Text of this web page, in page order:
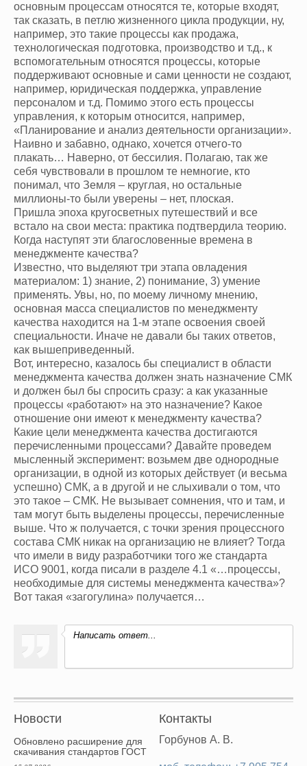
основным процессам относятся те, которые входят,
так сказать, в петлю жизненного цикла продукции, ну,
например, это такие процессы как продажа,
технологическая подготовка, производство и т.д., к
вспомогательным относятся процессы, которые
поддерживают основные и сами ценности не создают,
например, юридическая поддержка, управление
персоналом и т.д. Помимо этого есть процессы
управления, к которым относится, например,
«Планирование и анализ деятельности организации».
Наивно и забавно, однако, хочется отчего-то
плакать… Наверно, от бессилия. Полагаю, так же
себя чувствовали в прошлом те немногие, кто
понимал, что Земля – круглая, но остальные
миллионы-то были уверены – нет, плоская.
Пришла эпоха кругосветных путешествий и все
встало на свои места: практика подтвердила теорию.
Когда наступят эти благословенные времена в
менеджменте качества?
Известно, что выделяют три этапа овладения
материалом: 1) знание, 2) понимание, 3) умение
применять. Увы, но, по моему личному мнению,
основная масса специалистов по менеджменту
качества находится на 1-м этапе освоения своей
специальности. Иначе не давали бы таких ответов,
как вышеприведенный.
Вот, интересно, казалось бы специалист в области
менеджмента качества должен знать назначение СМК
и должен был бы спросить сразу: а как указанные
процессы «работают» на это назначение? Какое
отношение они имеют к менеджменту качества?
Какие цели менеджмента качества достигаются
перечисленными процессами? Давайте проведем
мысленный эксперимент: возьмем две однородные
организации, в одной из которых действует (и весьма
успешно) СМК, а в другой и не слыхивали о том, что
это такое – СМК. Не вызывает сомнения, что и там, и
там могут быть выделены процессы, перечисленные
выше. Что ж получается, с точки зрения процессного
состава СМК никак на организацию не влияет? Тогда
что имели в виду разработчики того же стандарта
ИСО 9001, когда писали в разделе 4.1 «…процессы,
необходимые для системы менеджмента качества»?
Вот такая «загогулина» получается…
Написать ответ...
Новости
Обновлено расширение для
скачивания стандартов ГОСТ
Контакты
Горбунов А. В.